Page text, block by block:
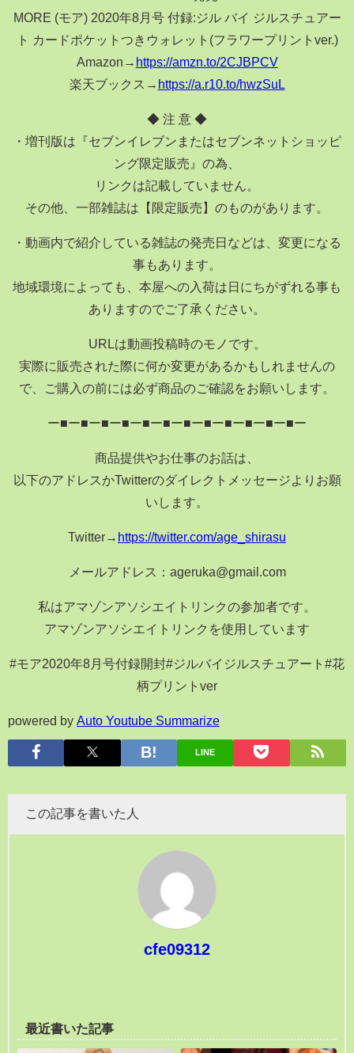
MORE (モア) 2020年8月号 付録:ジル バイ ジルスチュアー
ト カードポケットつきウォレット(フラワープリントver.)
Amazon→ https://amzn.to/2CJBPCV
楽天ブックス→ https://a.r10.to/hwzSuL
◆ 注 意 ◆
・増刊版は『セブンイレブンまたはセブンネットショッピ
ング限定販売』の為、
リンクは記載していません。
その他、一部雑誌は【限定販売】のものがあります。
・動画内で紹介している雑誌の発売日などは、変更になる
事もあります。
地域環境によっても、本屋への入荷は日にちがずれる事も
ありますのでご了承ください。
URLは動画投稿時のモノです。
実際に販売された際に何か変更があるかもしれませんの
で、ご購入の前には必ず商品のご確認をお願いします。
ー■ー■ー■ー■ー■ー■ー■ー■ー■ー■ー■ー■ー
商品提供やお仕事のお話は、
以下のアドレスかTwitterのダイレクトメッセージよりお願
いします。
Twitter→ https://twitter.com/age_shirasu
メールアドレス：ageruka@gmail.com
私はアマゾンアソシエイトリンクの参加者です。
アマゾンアソシエイトリンクを使用しています
#モア2020年8月号付録開封#ジルバイジルスチュアート#花
柄プリントver
powered by Auto Youtube Summarize
LINE
この記事を書いた人
cfe09312
最近書いた記事